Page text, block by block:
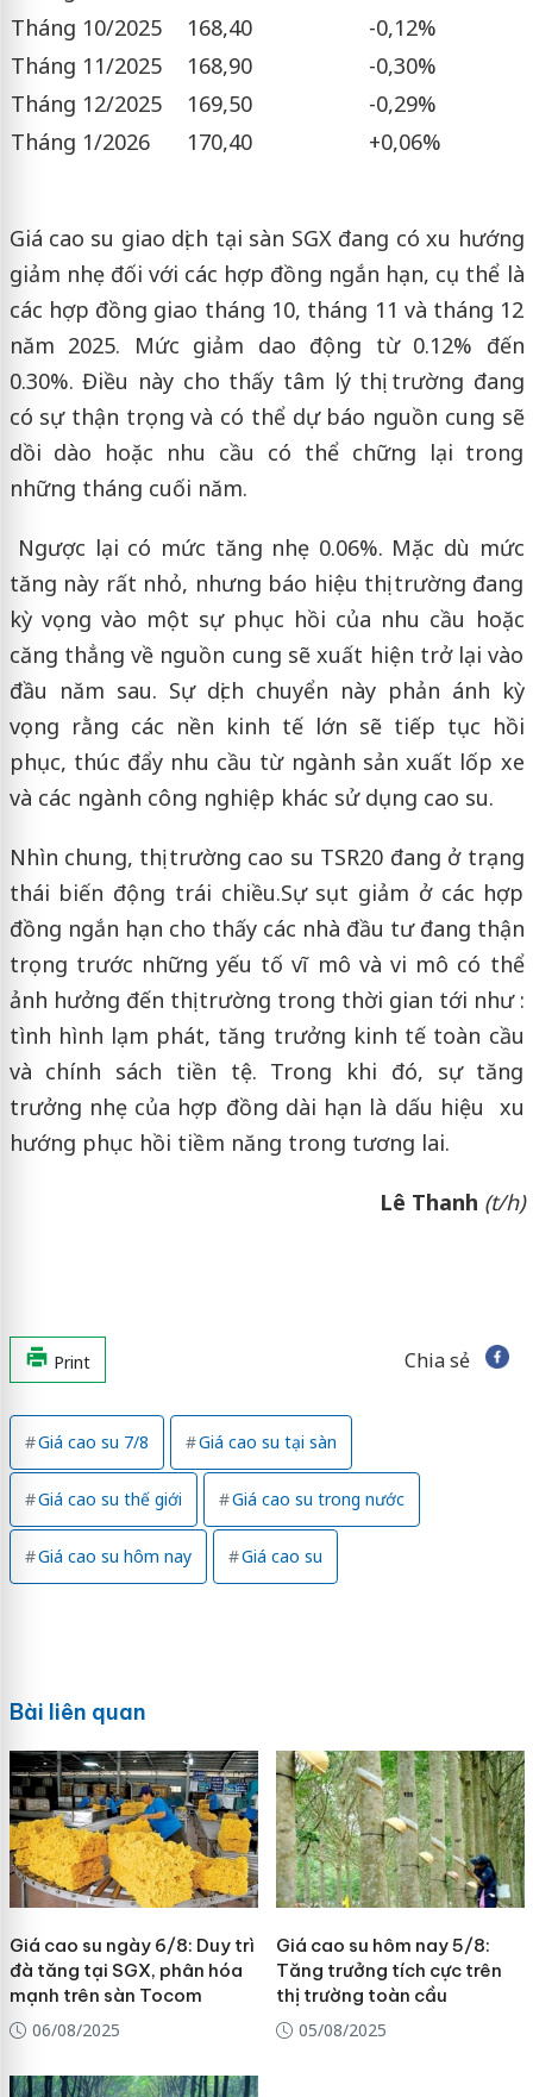
Tháng 10/2025
168,40
-0,12%
Tháng 11/2025
168,90
-0,30%
Tháng 12/2025
169,50
-0,29%
Tháng 1/2026
170,40 +0,06%
Giá cao su giao dịch tại sàn SGX đang có xu hướng
giảm nhẹ đối với các hợp đồng ngắn hạn, cụ thể là
các hợp đồng giao tháng 10, tháng 11 và tháng 12
năm 2025. Mức giảm dao động từ 0.12% đến
0.30%. Điều này cho thấy tâm lý thị trường đang
có sự thận trọng và có thể dự báo nguồn cung sẽ
dồi dào hoặc nhu cầu có thể chững lại trong
những tháng cuối năm.
Ngược lại có mức tăng nhẹ 0.06%. Mặc dù mức
tăng này rất nhỏ, nhưng báo hiệu thị trường đang
kỳ vọng vào một sự phục hồi của nhu cầu hoặc
căng thẳng về nguồn cung sẽ xuất hiện trở lại vào
đầu năm sau. Sự dịch chuyển này phản ánh kỳ
vọng rằng các nền kinh tế lớn sẽ tiếp tục hồi
phục, thúc đẩy nhu cầu từ ngành sản xuất lốp xe
và các ngành công nghiệp khác sử dụng cao su.
Nhìn chung, thị trường cao su TSR20 đang ở trạng
thái biến động trái chiều.Sự sụt giảm ở các hợp
đồng ngắn hạn cho thấy các nhà đầu tư đang thận
trọng trước những yếu tố vĩ mô và vi mô có thể
ảnh hưởng đến thị trường trong thời gian tới như :
tình hình lạm phát, tăng trưởng kinh tế toàn cầu
và chính sách tiền tệ. Trong khi đó, sự tăng
trưởng nhẹ của hợp đồng dài hạn là dấu hiệu xu
hướng phục hồi tiềm năng trong tương lai.
Lê Thanh (t/h)
Print Chia sẻ
Giá cao su 7/8 Giá cao su tại sàn
Giá cao su thế giới Giá cao su trong nước
Giá cao su hôm nay Giá cao su
Bài liên quan
Giá cao su ngày 6/8: Duy trì
đà tăng tại SGX, phân hóa
mạnh trên sàn Tocom
06/08/2025
Giá cao su hôm nay 5/8:
Tăng trưởng tích cực trên
thị trường toàn cầu
05/08/2025